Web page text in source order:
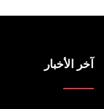
آخر الأخبار